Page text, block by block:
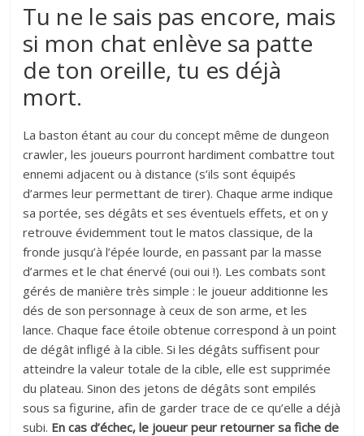
Tu ne le sais pas encore, mais
si mon chat enlève sa patte
de ton oreille, tu es déjà
mort.
La baston étant au cour du concept même de dungeon
crawler, les joueurs pourront hardiment combattre tout
ennemi adjacent ou à distance (s’ils sont équipés
d’armes leur permettant de tirer). Chaque arme indique
sa portée, ses dégâts et ses éventuels effets, et on y
retrouve évidemment tout le matos classique, de la
fronde jusqu’à l’épée lourde, en passant par la masse
d’armes et le chat énervé (oui oui !). Les combats sont
gérés de manière très simple : le joueur additionne les
dés de son personnage à ceux de son arme, et les
lance. Chaque face étoile obtenue correspond à un point
de dégât infligé à la cible. Si les dégâts suffisent pour
atteindre la valeur totale de la cible, elle est supprimée
du plateau. Sinon des jetons de dégâts sont empilés
sous sa figurine, afin de garder trace de ce qu’elle a déjà
subi. En cas d’échec, le joueur peur retourner sa fiche de